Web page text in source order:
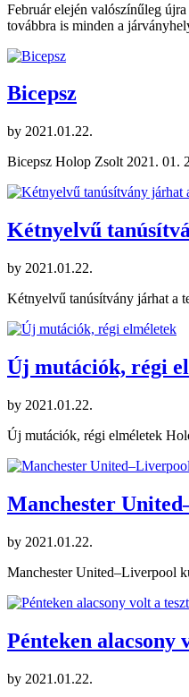
Február elején valószínűleg
továbbra is minden a
Bicepsz
by 2021.01.22.
Bicepsz Holop Zsolt 2021. 01.
Kétnyelvű
by 2021.01.22.
Kétnyelvű tanúsítvány járhat a
Új mutációk, régi
by 2021.01.22.
Új mutációk, régi elméletek
Manchester
by 2021.01.22.
Manchester United–Liverpool
Pénteken alacsony
by 2021.01.22.